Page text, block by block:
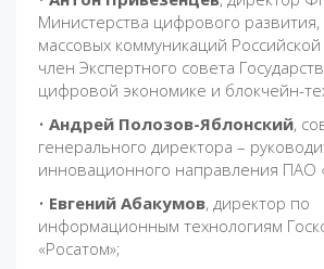
Министерства цифрового развития,
массовых коммуникаций
член Экспертного совета
цифровой экономике и блокчейн-
• Андрей Полозов-Яблонский,
генерального директора –
инновационного направления ПАО
• Евгений Абакумов, директор по
информационным технологиям
«Росатом»;